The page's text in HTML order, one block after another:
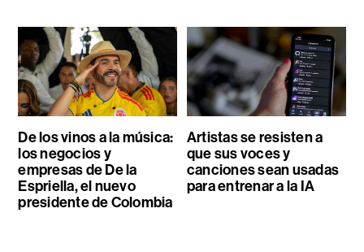
De los vinos a la música:
los negocios y
empresas de De la
Espriella, el nuevo
presidente de Colombia
Artistas se resisten a
que sus voces y
canciones sean usadas
para entrenar a la IA